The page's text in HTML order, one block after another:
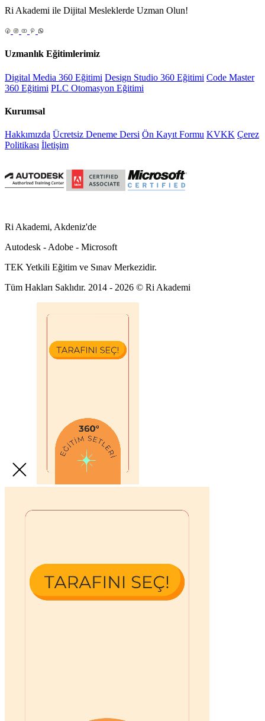
Ri Akademi ile Dijital Mesleklerde Uzman Olun!
Uzmanlık Eğitimlerimiz
Digital Media 360 Eğitimi Design Studio 360 Eğitimi Code Master
360 Eğitimi PLC Otomasyon Eğitimi
Kurumsal
Hakkımızda Ücretsiz Deneme Dersi Ön Kayıt Formu KVKK Çerez
Politikası İletişim
Ri Akademi, Akdeniz'de
Autodesk - Adobe - Microsoft
TEK Yetkili Eğitim ve Sınav Merkezidir.
Tüm Hakları Saklıdır. 2014 - 2026 © Ri Akademi